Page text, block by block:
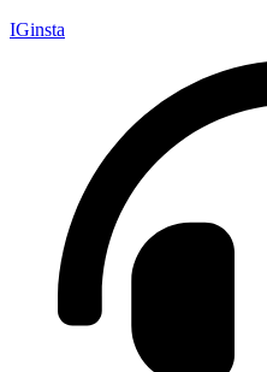
IGinsta